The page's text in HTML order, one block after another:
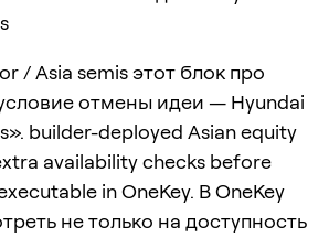
/ Asia semis этот блок про
отмены идеи — Hyundai
builder-deployed Asian equity
availability checks before
in OneKey. В OneKey
не только на доступность